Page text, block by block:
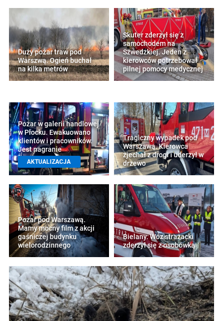
Duży pożar traw pod
Warszwą. Ogień buchał
na kilka metrów
Skuter zderzył się z
samochodem na
Szwedzkiej. Jeden z
kierowców potrzebował
pilnej pomocy medycznej
Pożar w galerii handlowej
w Płocku. Ewakuowano
klientów i pracowników.
Jest nagranie
AKTUALIZACJA
Tragiczny wypadek pod
Warszawą. Kierowca
zjechał z drogi i uderzył w
drzewo
Pożar pod Warszawą.
Mamy mocny film z akcji
gaśniczej budynku
wielorodzinnego
Bielany. Wóz strażacki
zderzył się z osobówką